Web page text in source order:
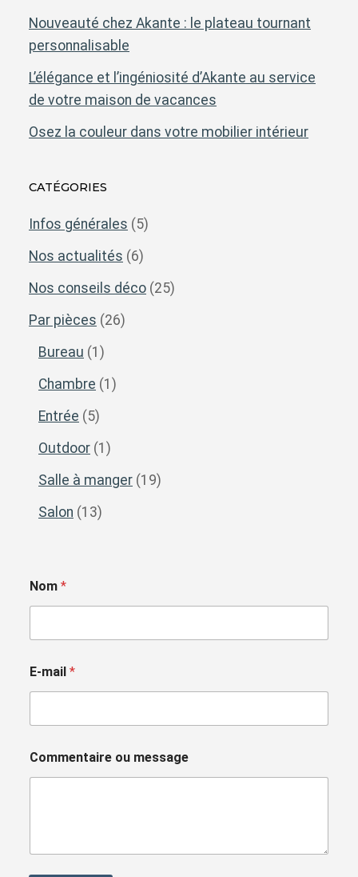
Nouveauté chez Akante : le plateau tournant
personnalisable
L’élégance et l’ingéniosité d’Akante au service
de votre maison de vacances
Osez la couleur dans votre mobilier intérieur
CATÉGORIES
Infos générales (5)
Nos actualités (6)
Nos conseils déco (25)
Par pièces (26)
Bureau (1)
Chambre (1)
Entrée (5)
Outdoor (1)
Salle à manger (19)
Salon (13)
Nom *
E-mail *
Commentaire ou message